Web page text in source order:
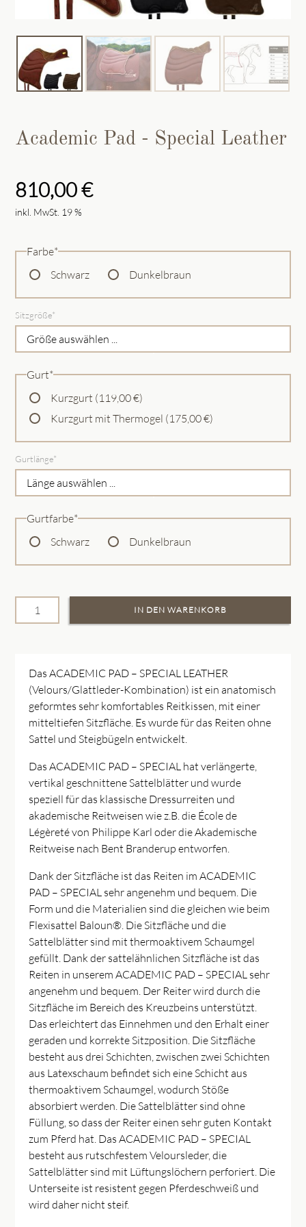
Academic Pad - Special Leather
810,00€
inkl. MwSt. 19 %
Pflichtfeld
Farbe*
Schwarz
Dunkelbraun
Pflichtfeld
Sitzgröße*
Pflichtfeld
Gurt*
Kurzgurt (119,00 €)
Kurzgurt mit Thermogel (175,00 €)
Pflichtfeld
Gurtlänge*
Pflichtfeld
Gurtfarbe*
Schwarz
Dunkelbraun
Das ACADEMIC PAD – SPECIAL LEATHER
(Velours/Glattleder-Kombination) ist ein anatomisch
geformtes sehr komfortables Reitkissen, mit einer
mitteltiefen Sitzfläche. Es wurde für das Reiten ohne
Sattel und Steigbügeln entwickelt.
Das ACADEMIC PAD – SPECIAL hat verlängerte,
vertikal geschnittene Sattelblätter und wurde
speziell für das klassische Dressurreiten und
akademische Reitweisen wie z.B. die École de
Légèreté von Philippe Karl oder die Akademische
Reitweise nach Bent Branderup entworfen.
Dank der Sitzfläche ist das Reiten im ACADEMIC
PAD – SPECIAL sehr angenehm und bequem. Die
Form und die Materialien sind die gleichen wie beim
Flexisattel Baloun®. Die Sitzfläche und die
Sattelblätter sind mit thermoaktivem Schaumgel
gefüllt. Dank der sattelähnlichen Sitzfläche ist das
Reiten in unserem ACADEMIC PAD – SPECIAL sehr
angenehm und bequem. Der Reiter wird durch die
Sitzfläche im Bereich des Kreuzbeins unterstützt.
Das erleichtert das Einnehmen und den Erhalt einer
geraden und korrekte Sitzposition. Die Sitzfläche
besteht aus drei Schichten, zwischen zwei Schichten
aus Latexschaum befindet sich eine Schicht aus
thermoaktivem Schaumgel, wodurch Stöße
absorbiert werden. Die Sattelblätter sind ohne
Füllung, so dass der Reiter einen sehr guten Kontakt
zum Pferd hat. Das ACADEMIC PAD – SPECIAL
besteht aus rutschfestem Veloursleder, die
Sattelblätter sind mit Lüftungslöchern perforiert. Die
Unterseite ist resistent gegen Pferdeschweiß und
wird daher nicht steif.